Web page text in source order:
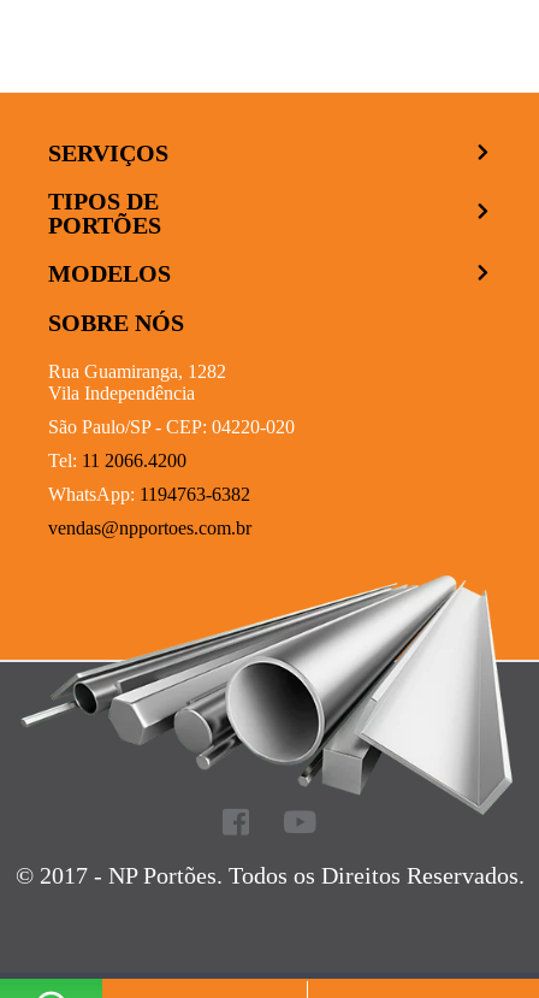
SERVIÇOS
TIPOS DE
PORTÕES
MODELOS
SOBRE NÓS
Rua Guamiranga, 1282
Vila Independência
São Paulo/SP - CEP: 04220-020
Tel: 11 2066.4200
WhatsApp: 1194763-6382
vendas@npportoes.com.br
© 2017 - NP Portões. Todos os Direitos Reservados.